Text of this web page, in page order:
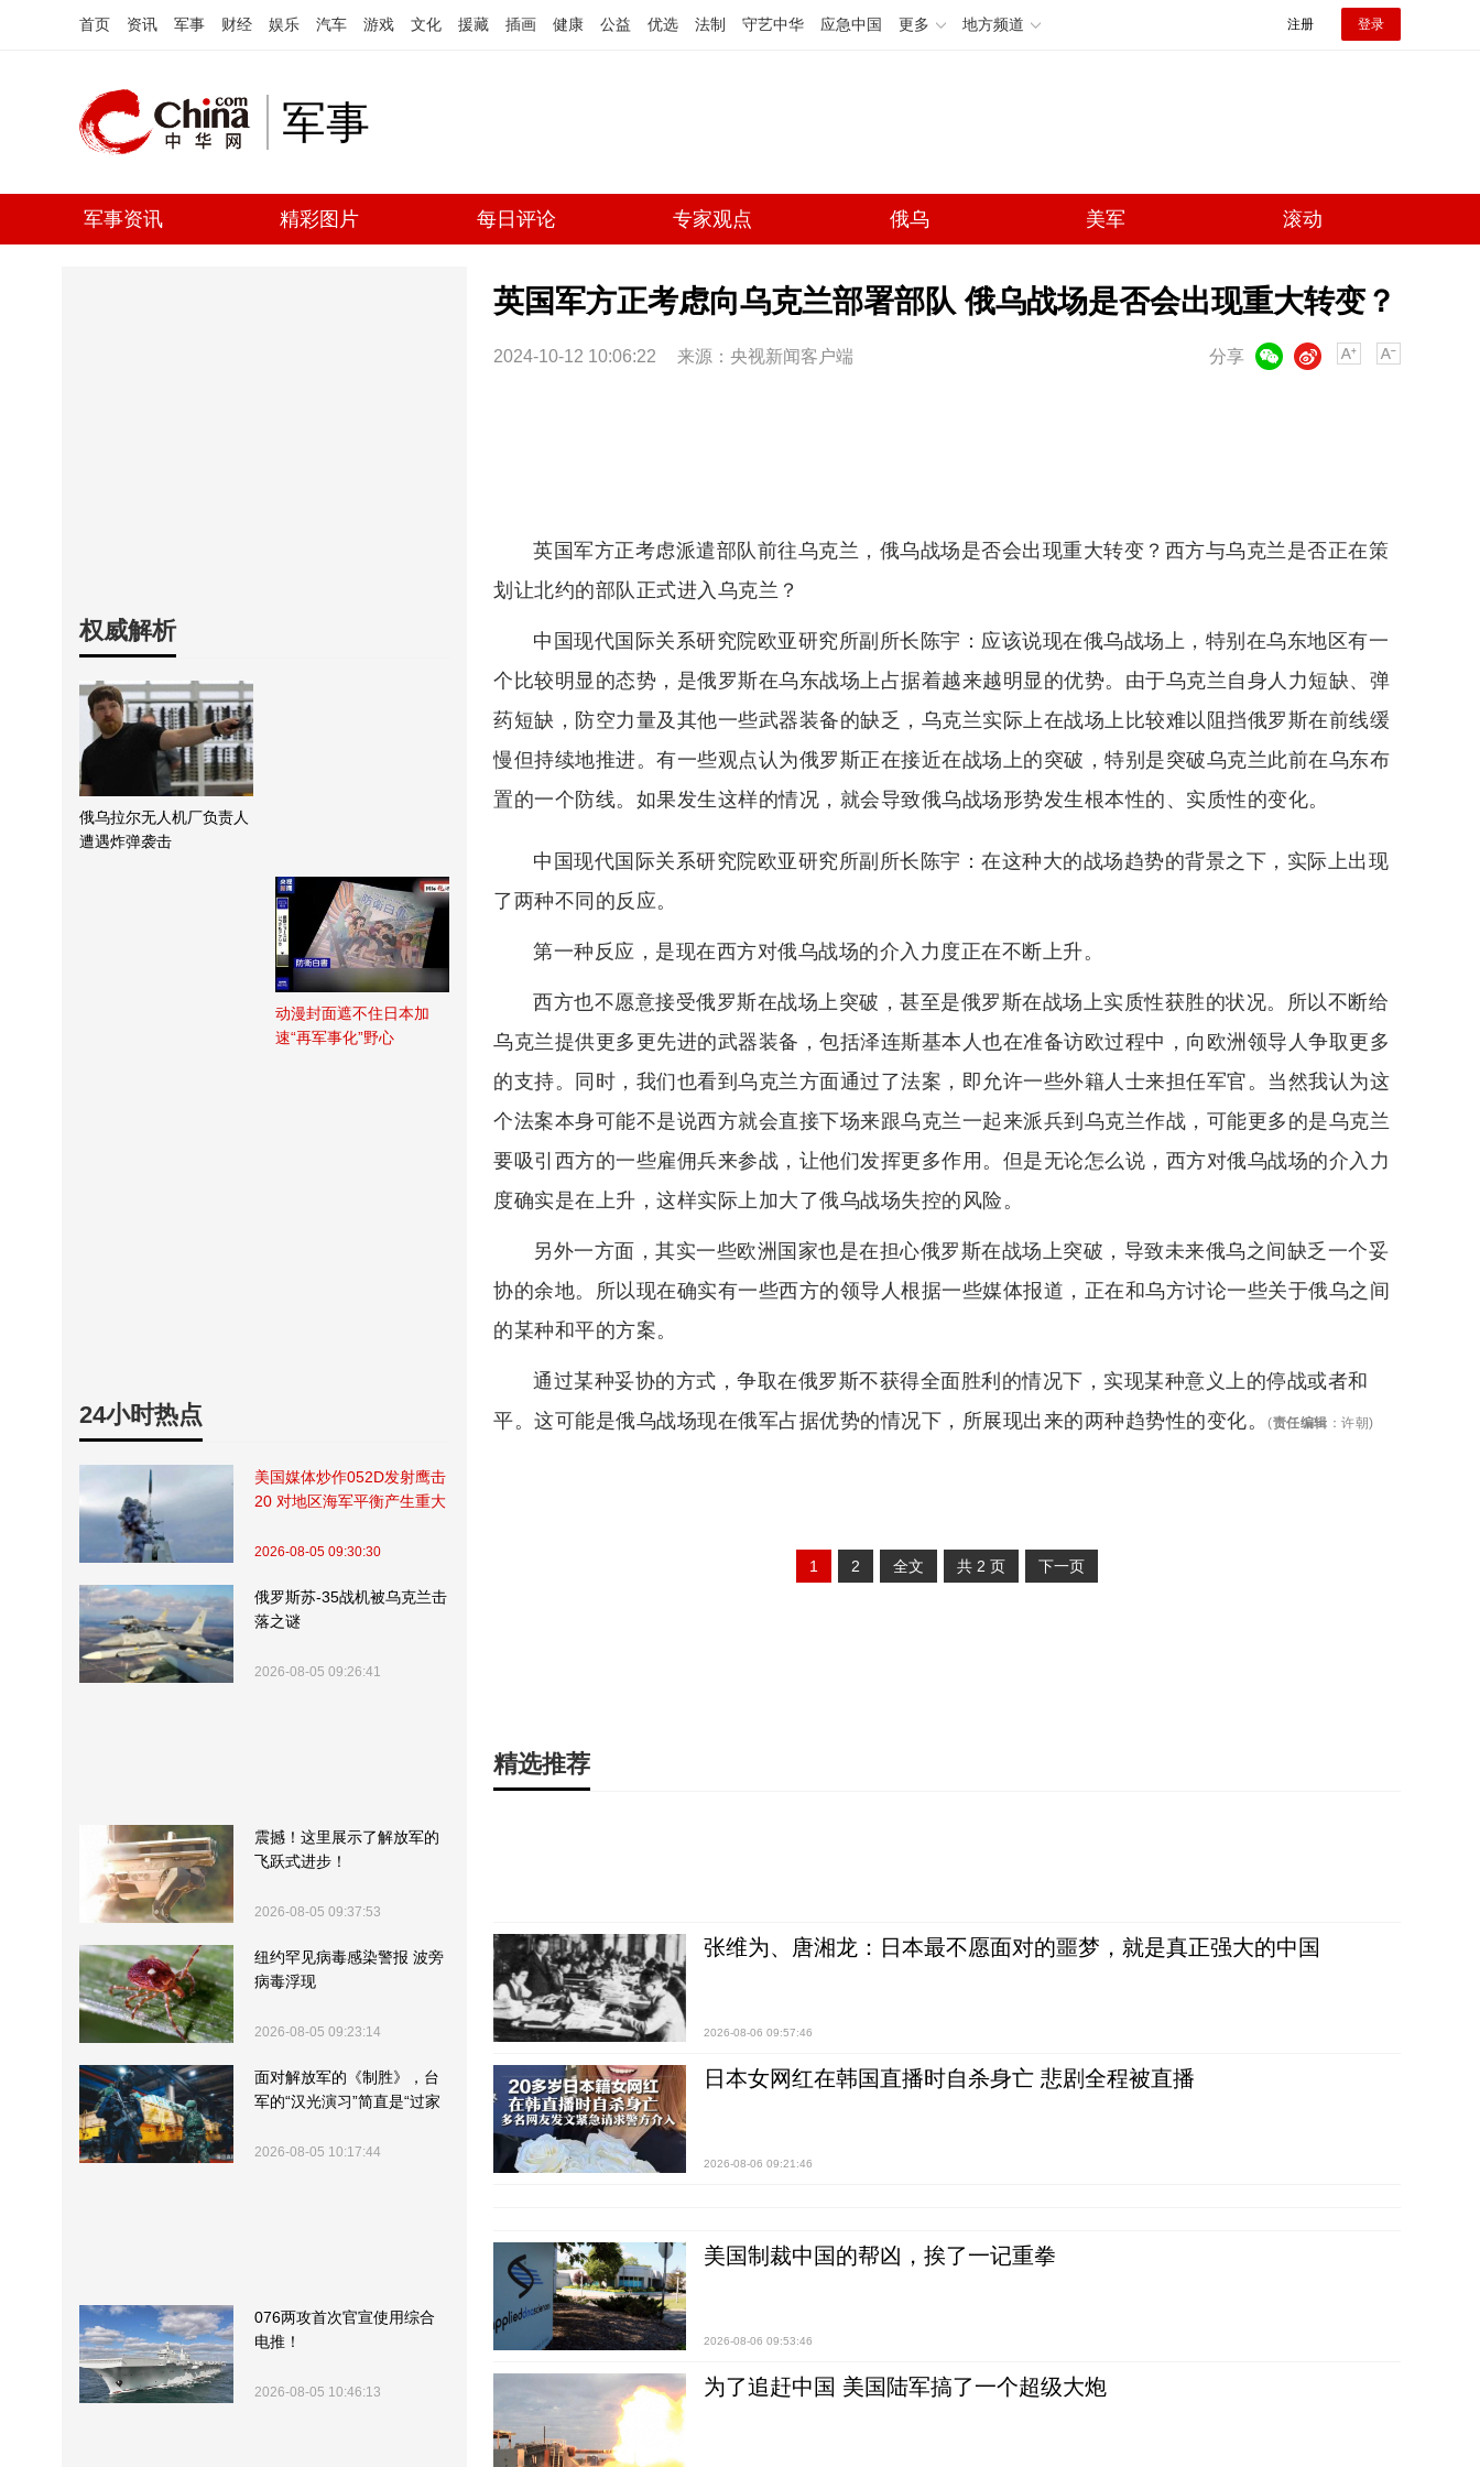
首页 资讯 军事 财经 娱乐 汽车 游戏 文化 援藏 插画 健康 公益 优选 法制 守艺中华 应急中国 更多 地方频道 注册 登录
军事
军事资讯 精彩图片 每日评论 专家观点 俄乌 美军 滚动
权威解析
俄乌拉尔无人机厂负责人
遭遇炸弹袭击
动漫封面遮不住日本加
速“再军事化”野心
24小时热点
美国媒体炒作052D发射鹰击
20 对地区海军平衡产生重大
2026-08-05 09:30:30
俄罗斯苏-35战机被乌克兰击
落之谜
2026-08-05 09:26:41
震撼！这里展示了解放军的
飞跃式进步！
2026-08-05 09:37:53
纽约罕见病毒感染警报 波旁
病毒浮现
2026-08-05 09:23:14
面对解放军的《制胜》，台
军的“汉光演习”简直是“过家
2026-08-05 10:17:44
076两攻首次官宣使用综合
电推！
2026-08-05 10:46:13
英国军方正考虑向乌克兰部署部队 俄乌战场是否会出现重大转变？
2024-10-12 10:06:22 来源：央视新闻客户端 分享
微博
英国军方正考虑派遣部队前往乌克兰，俄乌战场是否会出现重大转变？西方与乌克兰是否正在策
划让北约的部队正式进入乌克兰？
中国现代国际关系研究院欧亚研究所副所长陈宇：应该说现在俄乌战场上，特别在乌东地区有一
个比较明显的态势，是俄罗斯在乌东战场上占据着越来越明显的优势。由于乌克兰自身人力短缺、弹
药短缺，防空力量及其他一些武器装备的缺乏，乌克兰实际上在战场上比较难以阻挡俄罗斯在前线缓
慢但持续地推进。有一些观点认为俄罗斯正在接近在战场上的突破，特别是突破乌克兰此前在乌东布
置的一个防线。如果发生这样的情况，就会导致俄乌战场形势发生根本性的、实质性的变化。
中国现代国际关系研究院欧亚研究所副所长陈宇：在这种大的战场趋势的背景之下，实际上出现
了两种不同的反应。
第一种反应，是现在西方对俄乌战场的介入力度正在不断上升。
西方也不愿意接受俄罗斯在战场上突破，甚至是俄罗斯在战场上实质性获胜的状况。所以不断给
乌克兰提供更多更先进的武器装备，包括泽连斯基本人也在准备访欧过程中，向欧洲领导人争取更多
的支持。同时，我们也看到乌克兰方面通过了法案，即允许一些外籍人士来担任军官。当然我认为这
个法案本身可能不是说西方就会直接下场来跟乌克兰一起来派兵到乌克兰作战，可能更多的是乌克兰
要吸引西方的一些雇佣兵来参战，让他们发挥更多作用。但是无论怎么说，西方对俄乌战场的介入力
度确实是在上升，这样实际上加大了俄乌战场失控的风险。
另外一方面，其实一些欧洲国家也是在担心俄罗斯在战场上突破，导致未来俄乌之间缺乏一个妥
协的余地。所以现在确实有一些西方的领导人根据一些媒体报道，正在和乌方讨论一些关于俄乌之间
的某种和平的方案。
通过某种妥协的方式，争取在俄罗斯不获得全面胜利的情况下，实现某种意义上的停战或者和
平。这可能是俄乌战场现在俄军占据优势的情况下，所展现出来的两种趋势性的变化。
(责任编辑 ： 许朝)
1 2 全文 共 2 页 下一页
精选推荐
张维为、唐湘龙：日本最不愿面对的噩梦，就是真正强大的中国
2026-08-06 09:57:46
日本女网红在韩国直播时自杀身亡 悲剧全程被直播
2026-08-06 09:21:46
美国制裁中国的帮凶，挨了一记重拳
2026-08-06 09:53:46
为了追赶中国 美国陆军搞了一个超级大炮